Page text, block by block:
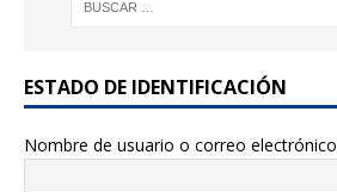
ESTADO DE IDENTIFICACIÓN
Nombre de usuario o correo electrónico